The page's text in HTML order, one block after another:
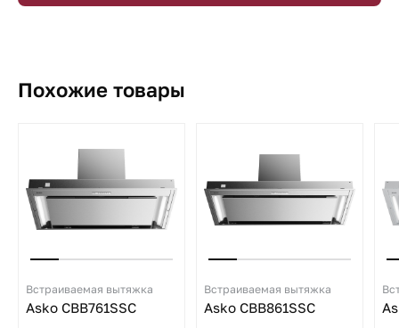
Похожие товары
Встраиваемая вытяжка
Asko CBB761SSC
Встраиваемая вытяжка
Asko CBB861SSC